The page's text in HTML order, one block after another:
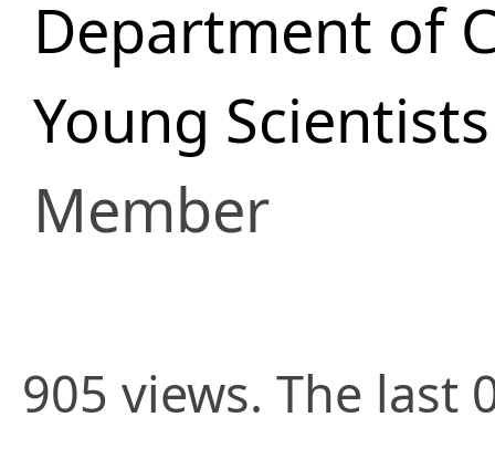
Department of
Young
Member
905 views. The last